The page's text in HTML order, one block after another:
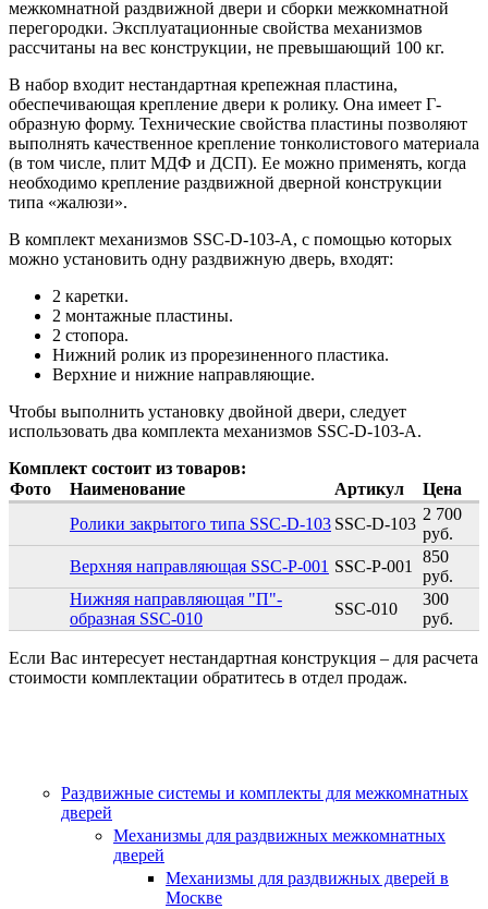
межкомнатной раздвижной двери и сборки межкомнатной
перегородки. Эксплуатационные свойства механизмов
рассчитаны на вес конструкции, не превышающий 100 кг.
В набор входит нестандартная крепежная пластина,
обеспечивающая крепление двери к ролику. Она имеет Г-
образную форму. Технические свойства пластины позволяют
выполнять качественное крепление тонколистового материала
(в том числе, плит МДФ и ДСП). Ее можно применять, когда
необходимо крепление раздвижной дверной конструкции
типа «жалюзи».
В комплект механизмов SSC-D-103-A, с помощью которых
можно установить одну раздвижную дверь, входят:
2 каретки.
2 монтажные пластины.
2 стопора.
Нижний ролик из прорезиненного пластика.
Верхние и нижние направляющие.
Чтобы выполнить установку двойной двери, следует
использовать два комплекта механизмов SSC-D-103-A.
Комплект состоит из товаров:
Фото
Наименование Артикул
Цена
Ролики закрытого типа SSC-D-103 SSC-D-103
2 700
руб.
Верхняя направляющая SSC-P-001 SSC-P-001
850
руб.
Нижняя направляющая "П"-
образная SSC-010
SSC-010
300
руб.
Если Вас интересует нестандартная конструкция – для расчета
стоимости комплектации обратитесь в отдел продаж.
Раздвижные системы и комплекты для межкомнатных
дверей
Механизмы для раздвижных межкомнатных
дверей
Механизмы для раздвижных дверей в
Москве